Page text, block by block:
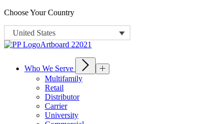
Choose Your Country
United States
Who We Serve
Multifamily
Retail
Distributor
Carrier
University